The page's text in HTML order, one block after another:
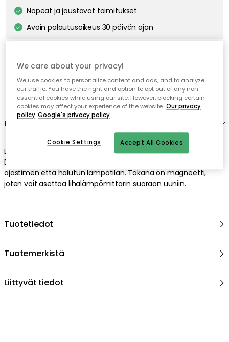
Nopeat ja joustavat toimitukset
Avoin palautusoikeus 30 päivän ajan
Kuvaus
Lihalämpömittari Grad on pieni ja käytännöllinen muotoilu.
Digitaalinen näyttö on helppokäyttöinen, ja voit asettaa sekä
ajastimen että halutun lämpötilan. Takana on magneetti,
joten voit asettaa lihalämpömittarin suoraan uuniin.
Tuotetiedot
Tuotemerkistä
Liittyvät tiedot
We care about your privacy!
We use cookies to personalize content and ads, and to analyze
our traffic. You have the right and option to opt out of any non-
essential cookies while using our site. However, blocking certain
cookies may affect your experience of the website. Our privacy
policy Google's privacy policy
Accept All Cookies
Cookie Settings